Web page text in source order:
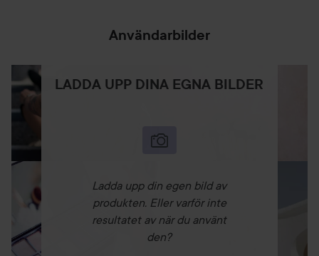
Användarbilder
LADDA UPP DINA EGNA BILDER
Ladda upp din egen bild av
produkten. Eller varför inte
resultatet av när du använt
den?